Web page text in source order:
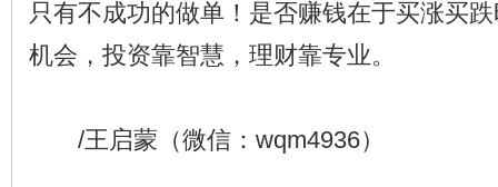
只有不成功的做单！是否赚钱在于买涨买
机会，投资靠智慧，理财靠专业。
/王启蒙（微信：wqm4936）